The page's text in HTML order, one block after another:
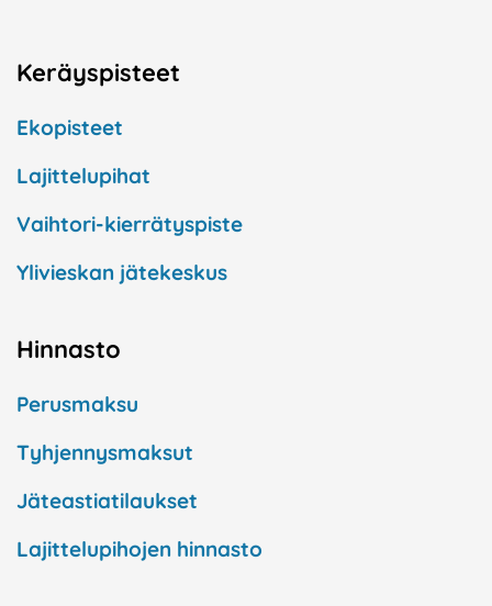
Keräyspisteet
Ekopisteet
Lajittelupihat
Vaihtori-kierrätyspiste
Ylivieskan jätekeskus
Hinnasto
Perusmaksu
Tyhjennysmaksut
Jäteastiatilaukset
Lajittelupihojen hinnasto